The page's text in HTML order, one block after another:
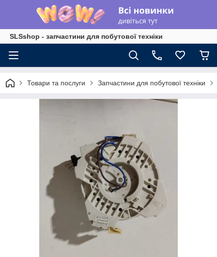
SLSshop - запчастини для побутової техніки
Товари та послуги Запчастини для побутової техніки